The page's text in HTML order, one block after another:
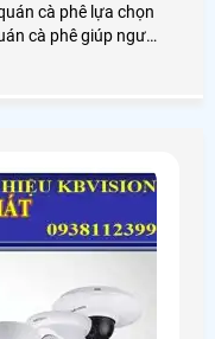
cà phê lựa chọn
cà phê giúp người